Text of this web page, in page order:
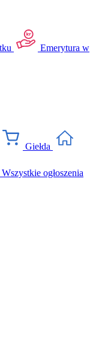
Emerytura w
Giełda
Wszystkie ogłoszenia